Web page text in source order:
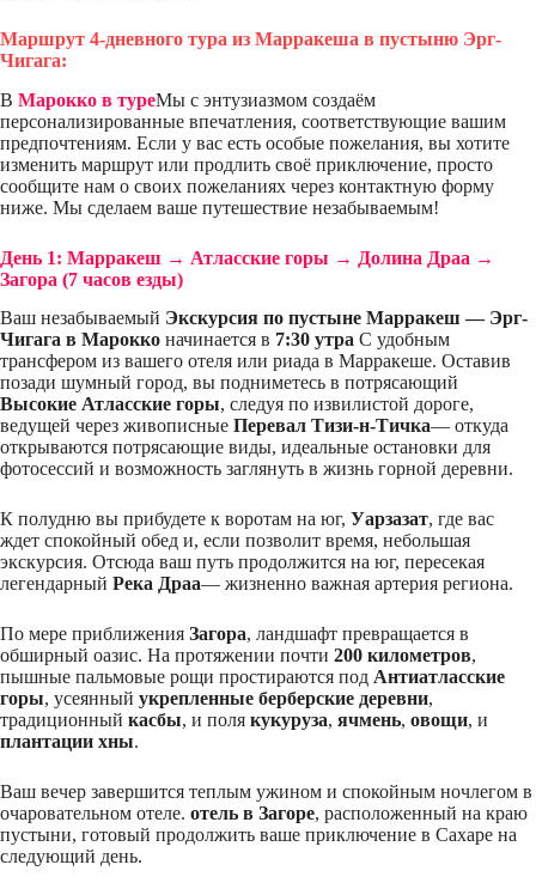
Маршрут 4-дневного тура из Марракеша в пустыню Эрг-
Чигага:
В Марокко в туреМы с энтузиазмом создаём
персонализированные впечатления, соответствующие вашим
предпочтениям. Если у вас есть особые пожелания, вы хотите
изменить маршрут или продлить своё приключение, просто
сообщите нам о своих пожеланиях через контактную форму
ниже. Мы сделаем ваше путешествие незабываемым!
День 1: Марракеш → Атласские горы → Долина Драа →
Загора (7 часов езды)
Ваш незабываемый Экскурсия по пустыне Марракеш — Эрг-
Чигага в Марокко начинается в 7:30 утра С удобным
трансфером из вашего отеля или риада в Марракеше. Оставив
позади шумный город, вы подниметесь в потрясающий
Высокие Атласские горы, следуя по извилистой дороге,
ведущей через живописные Перевал Тизи-н-Тичка— откуда
открываются потрясающие виды, идеальные остановки для
фотосессий и возможность заглянуть в жизнь горной деревни.
К полудню вы прибудете к воротам на юг, Уарзазат, где вас
ждет спокойный обед и, если позволит время, небольшая
экскурсия. Отсюда ваш путь продолжится на юг, пересекая
легендарный Река Драа— жизненно важная артерия региона.
По мере приближения Загора, ландшафт превращается в
обширный оазис. На протяжении почти 200 километров,
пышные пальмовые рощи простираются под Антиатласские
горы, усеянный укрепленные берберские деревни,
традиционный касбы, и поля кукуруза, ячмень, овощи, и
плантации хны.
Ваш вечер завершится теплым ужином и спокойным ночлегом в
очаровательном отеле. отель в Загоре, расположенный на краю
пустыни, готовый продолжить ваше приключение в Сахаре на
следующий день.